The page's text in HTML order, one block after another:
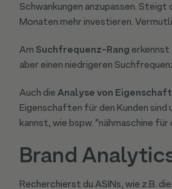
Schwankungen anzupassen.
Monaten mehr investieren.
Am Suchfrequenz-Rang erkennst
aber einen niedrigeren
Auch dieAnalyse von
Eigenschaften für den Kunden sind
kannst, wie bspw. “nähmaschine
Brand
Recherchierst du ASINs, wie z.B.